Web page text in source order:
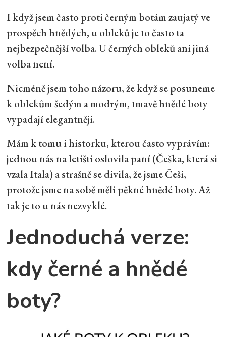
I když jsem často proti černým botám zaujatý ve
prospěch hnědých, u obleků je to často ta
nejbezpečnější volba. U černých obleků ani jiná
volba není.
Nicméně jsem toho názoru, že když se posuneme
k oblekům šedým a modrým, tmavě hnědé boty
vypadají elegantněji.
Mám k tomu i historku, kterou často vyprávím:
jednou nás na letišti oslovila paní (Češka, která si
vzala Itala) a strašně se divila, že jsme Češi,
protože jsme na sobě měli pěkné hnědé boty. Až
tak je to u nás nezvyklé.
Jednoduchá verze:
kdy černé a hnědé
boty?